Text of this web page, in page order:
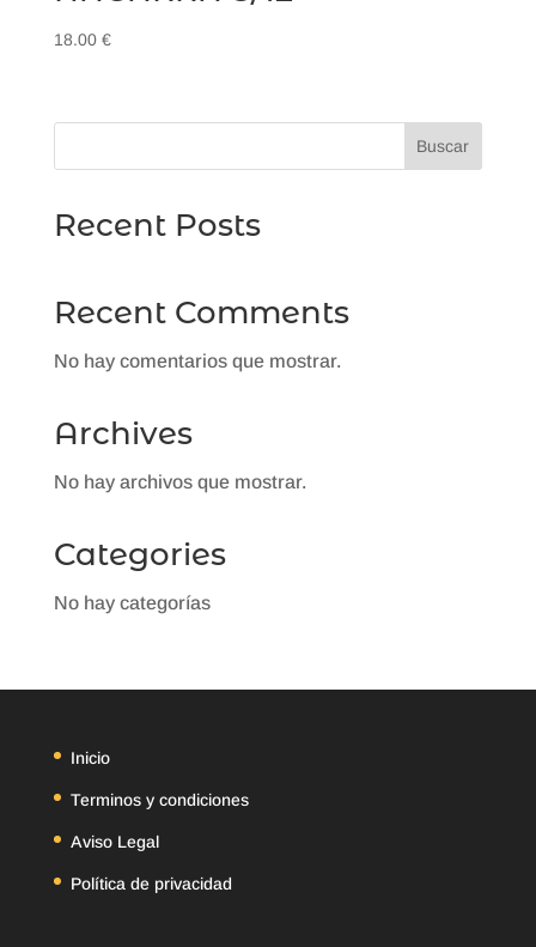
18.00 €
Buscar
Recent Posts
Recent Comments
No hay comentarios que mostrar.
Archives
No hay archivos que mostrar.
Categories
No hay categorías
Inicio
Terminos y condiciones
Aviso Legal
Política de privacidad